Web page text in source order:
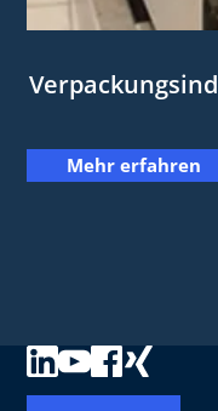
Mehr erfahren